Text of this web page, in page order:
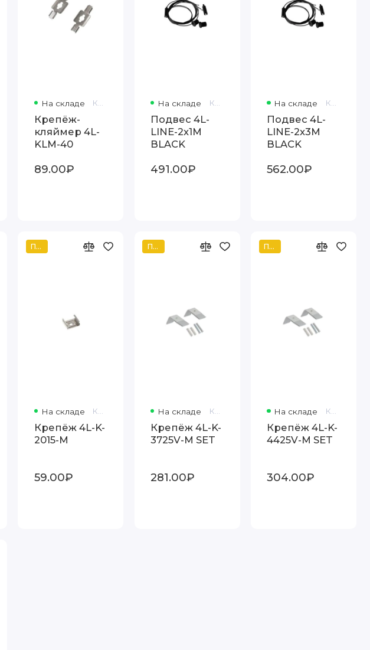
На складе Код товара: 875838
Крепёж-
кляймер 4L-
KLM-40
89.00₽
На складе Код товара: 396268
Подвес 4L-
LINE-2x1M
BLACK
491.00₽
На складе Код товара: 398243
Подвес 4L-
LINE-2x3M
BLACK
562.00₽
Популярный
На складе Код товара: 116860
Крепёж 4L-K-
2015-M
59.00₽
Популярный
На складе Код товара: 82010
Крепёж 4L-K-
3725V-M SET
281.00₽
Популярный
На складе Код товара: 82011
Крепёж 4L-K-
4425V-M SET
304.00₽